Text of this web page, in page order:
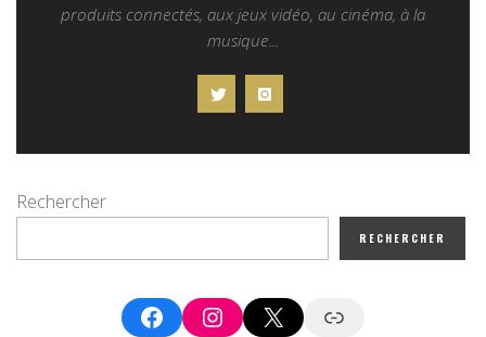
produits connectés, aux jeux vidéo, au cinéma, à la
musique...
Rechercher
RECHERCHER
FacebookInstagram
X Google News